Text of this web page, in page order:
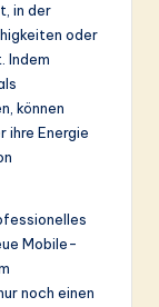
in der
oder
Indem
können
ihre Energie
Mobile-
noch einen